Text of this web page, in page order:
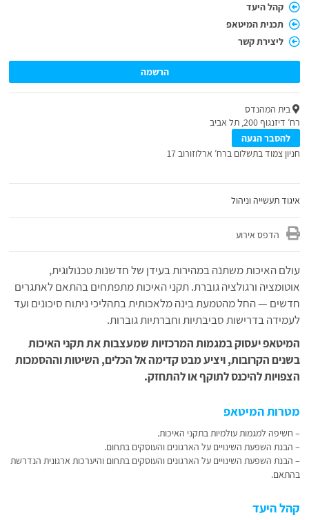
קהל היעד
תכנית המיטאפ
ליצירת קשר
הרשמה
בית המהנדס
רח’ דיזנגוף 200, תל אביב
להסבר הגעה
חניון צמוד בתשלום ברח’ ארלוזורוב 17
איגוד תעשייה וניהול
הדפס אירוע
עולם האיכות משתנה במהירות בעידן של חדשנות טכנולוגית,
אוטומציה ורגולציה גוברת. תקני האיכות מתפתחים בהתאם לאתגרים
חדשים — החל מהטמעת בינה מלאכותית בתהליכי ניתוח סיכונים ועד
לעמידה בדרישות סביבתיות וחברתיות גוברות.
המיטאפ יעסוק במגמות המרכזיות שמעצבות את תקני האיכות
בשנים הקרובות, ויציע מבט קדימה אל הכלים, השיטות וההסמכות
הצפויות להיכנס לתוקף או להתחזק.
מטרות המיטאפ
– חשיפה למגמות עולמיות בתקני האיכות.
– הבנת השפעת השינויים על הארגונים והעוסקים בתחום.
– הבנת השפעת השינויים על הארגונים והעוסקים בתחום והיערכות ארגונית הנדרשת
בהתאם.
קהל היעד